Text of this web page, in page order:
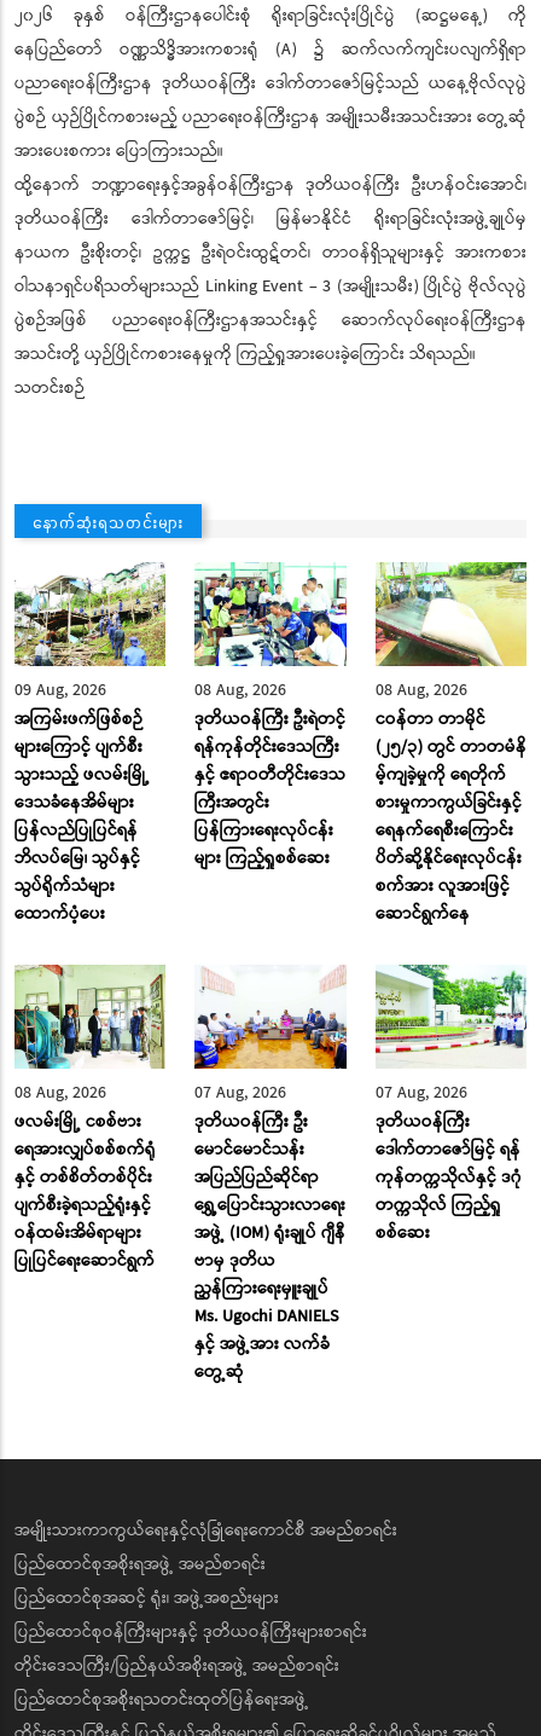
၂၀၂၆ ခုနှစ် ဝန်ကြီးဌာနပေါင်းစုံ ရိုးရာခြင်းလုံးပြိုင်ပွဲ (ဆဋ္ဌမနေ့) ကို
နေပြည်တော် ဝဏ္ဏသိဒ္ဓိအားကစားရုံ (A) ၌ ဆက်လက်ကျင်းပလျက်ရှိရာ
ပညာရေးဝန်ကြီးဌာန ဒုတိယဝန်ကြီး ဒေါက်တာဇော်မြင့်သည် ယနေ့ဗိုလ်လုပွဲ
ပွဲစဉ် ယှဉ်ပြိုင်ကစားမည့် ပညာရေးဝန်ကြီးဌာန အမျိုးသမီးအသင်းအား တွေ့ဆုံ
အားပေးစကား ပြောကြားသည်။
ထို့နောက် ဘဏ္ဍာရေးနှင့်အခွန်ဝန်ကြီးဌာန ဒုတိယဝန်ကြီး ဦးဟန်ဝင်းအောင်၊
ဒုတိယဝန်ကြီး ဒေါက်တာဇော်မြင့်၊ မြန်မာနိုင်ငံ ရိုးရာခြင်းလုံးအဖွဲ့ချုပ်မှ
နာယက ဦးစိုးတင့်၊ ဥက္ကဋ္ဌ ဦးရဲဝင်းထွဋ်တင်၊ တာဝန်ရှိသူများနှင့် အားကစား
ဝါသနာရှင်ပရိသတ်များသည် Linking Event – 3 (အမျိုးသမီး) ပြိုင်ပွဲ ဗိုလ်လုပွဲ
ပွဲစဉ်အဖြစ် ပညာရေးဝန်ကြီးဌာနအသင်းနှင့် ဆောက်လုပ်ရေးဝန်ကြီးဌာန
အသင်းတို့ ယှဉ်ပြိုင်ကစားနေမှုကို ကြည့်ရှုအားပေးခဲ့ကြောင်း သိရသည်။
သတင်းစဉ်
နောက်ဆုံးရသတင်းများ
09 Aug, 2026
အကြမ်းဖက်ဖြစ်စဉ်
များကြောင့် ပျက်စီး
သွားသည့် ဖလမ်းမြို့
ဒေသခံနေအိမ်များ
ပြန်လည်ပြုပြင်ရန်
ဘိလပ်မြေ၊ သွပ်နှင့်
သွပ်ရိုက်သံများ
ထောက်ပံ့ပေး
08 Aug, 2026
ဒုတိယဝန်ကြီး ဦးရဲတင့်
ရန်ကုန်တိုင်းဒေသကြီး
နှင့် ဧရာဝတီတိုင်းဒေသ
ကြီးအတွင်း
ပြန်ကြားရေးလုပ်ငန်း
များ ကြည့်ရှုစစ်ဆေး
08 Aug, 2026
ငဝန်တာ တာမိုင်
(၂၅/၃) တွင် တာတမံနိ
မ့်ကျခဲ့မှုကို ရေတိုက်
စားမှုကာကွယ်ခြင်းနှင့်
ရေနက်ရေစီးကြောင်း
ပိတ်ဆို့နိုင်ရေးလုပ်ငန်း
စက်အား လူအားဖြင့်
ဆောင်ရွက်နေ
08 Aug, 2026
ဖလမ်းမြို့ ငစစ်ဗား
ရေအားလျှပ်စစ်စက်ရုံ
နှင့် တစ်စိတ်တစ်ပိုင်း
ပျက်စီးခဲ့ရသည့်ရုံးနှင့်
ဝန်ထမ်းအိမ်ရာများ
ပြုပြင်ရေးဆောင်ရွက်
07 Aug, 2026
ဒုတိယဝန်ကြီး ဦး
မောင်မောင်သန်း
အပြည်ပြည်ဆိုင်ရာ
ရွှေ့ပြောင်းသွားလာရေး
အဖွဲ့ (IOM) ရုံးချုပ် ဂျီနီ
ဗာမှ ဒုတိယ
ညွှန်ကြားရေးမှူးချုပ်
Ms. Ugochi DANIELS
နှင့် အဖွဲ့အား လက်ခံ
တွေ့ဆုံ
07 Aug, 2026
ဒုတိယဝန်ကြီး
ဒေါက်တာဇော်မြင့် ရန်
ကုန်တက္ကသိုလ်နှင့် ဒဂုံ
တက္ကသိုလ် ကြည့်ရှု
စစ်ဆေး
အမျိုးသားကာကွယ်ရေးနှင့်လုံခြုံရေးကောင်စီ အမည်စာရင်း
ပြည်ထောင်စုအစိုးရအဖွဲ့ အမည်စာရင်း
ပြည်ထောင်စုအဆင့် ရုံး၊ အဖွဲ့အစည်းများ
ပြည်ထောင်စုဝန်ကြီးများနှင့် ဒုတိယဝန်ကြီးများစာရင်း
တိုင်းဒေသကြီး/ပြည်နယ်အစိုးရအဖွဲ့ အမည်စာရင်း
ပြည်ထောင်စုအစိုးရသတင်းထုတ်ပြန်ရေးအဖွဲ့